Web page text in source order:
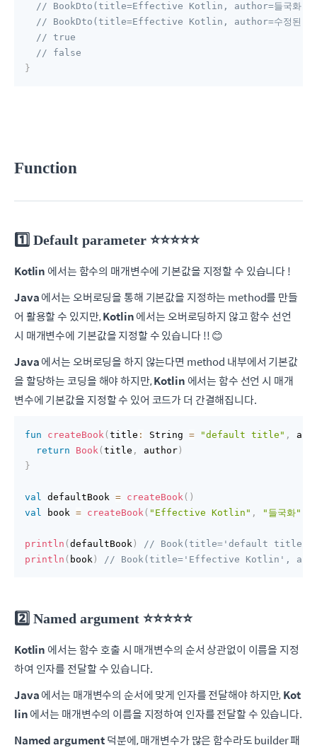
// BookDto(title=Effective Kotlin, author=들국화)
// BookDto(title=Effective Kotlin, author=수정된 작
// true
// false
}
Function
1️⃣ Default parameter ⭐️⭐️⭐️⭐️⭐️
Kotlin 에서는 함수의 매개변수에 기본값을 지정할 수 있습니다 !
Java에서는 오버로딩을 통해 기본값을 지정하는 method를 만들
어 활용할 수 있지만,Kotlin에서는 오버로딩하지 않고 함수 선언
시 매개변수에 기본값을 지정할 수 있습니다 !! 😊
Java에서는 오버로딩을 하지 않는다면 method 내부에서 기본값
을 할당하는 코딩을 해야 하지만,Kotlin 에서는 함수 선언 시 매개
변수에 기본값을 지정할 수 있어 코드가 더 간결해집니다.
fun createBook ( title : String = "default title" ,
return
Book ( title , author )
}
val defaultBook = createBook ( )
val
book = createBook ( "Effective Kotlin" , "들국화"
println ( defaultBook )
// Book(title='default title',
println ( book ) // Book(title='Effective Kotlin',
2️⃣ Named argument ⭐️⭐️⭐️⭐️⭐️
Kotlin 에서는 함수 호출 시 매개변수의 순서 상관없이 이름을 지정
하여 인자를 전달할 수 있습니다.
Java에서는 매개변수의 순서에 맞게 인자를 전달해야 하지만,Kot
lin에서는 매개변수의 이름을 지정하여 인자를 전달할 수 있습니다.
Named argument덕분에, 매개변수가 많은 함수라도 builder 패